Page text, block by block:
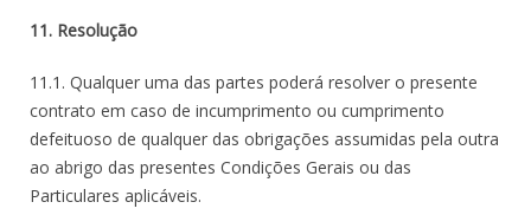
11. Resolução
11.1. Qualquer uma das partes poderá resolver o presente
contrato em caso de incumprimento ou cumprimento
defeituoso de qualquer das obrigações assumidas pela outra
ao abrigo das presentes Condições Gerais ou das
Particulares aplicáveis.